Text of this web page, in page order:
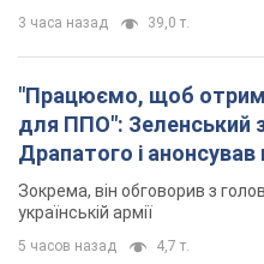
3 часа назад 39,0 т.
"Працюємо, щоб
для ППО": Зеленський
Драпатого і анонсував
Зокрема, він обговорив з
українській армії
5 часов назад 4,7 т.